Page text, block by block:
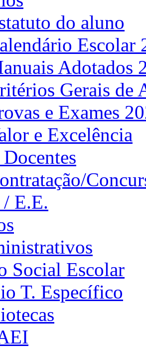
do aluno
Escolar
Adotados
Gerais de
e Exames
e Excelência
/ E.E.
Social Escolar
T. Específico